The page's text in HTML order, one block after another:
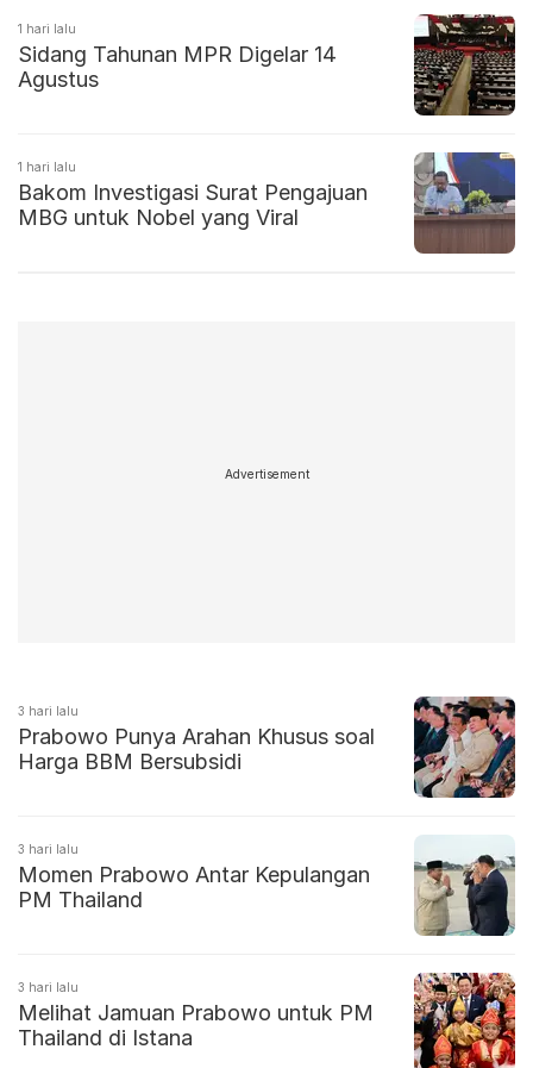
1 hari lalu
Sidang Tahunan MPR Digelar 14
Agustus
1 hari lalu
Bakom Investigasi Surat Pengajuan
MBG untuk Nobel yang Viral
Advertisement
3 hari lalu
Prabowo Punya Arahan Khusus soal
Harga BBM Bersubsidi
3 hari lalu
Momen Prabowo Antar Kepulangan
PM Thailand
3 hari lalu
Melihat Jamuan Prabowo untuk PM
Thailand di Istana